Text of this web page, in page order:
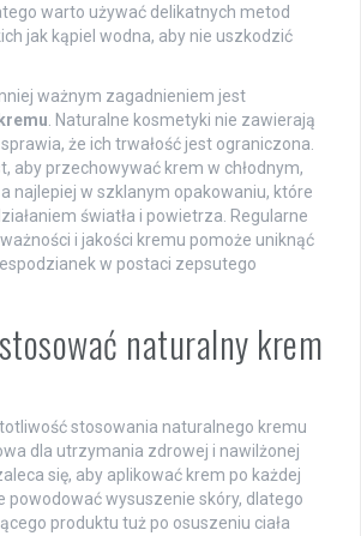
warto używać delikatnych metod
jak kąpiel wodna, aby nie uszkodzić
ważnym zagadnieniem jest
. Naturalne kosmetyki nie zawierają
że ich trwałość jest ograniczona.
aby przechowywać krem w chłodnym,
najlepiej w szklanym opakowaniu, które
światła i powietrza. Regularne
i jakości kremu pomoże uniknąć
w postaci zepsutego
naturalny krem
stosowania naturalnego kremu
dla utrzymania zdrowej i nawilżonej
się, aby aplikować krem po każdej
powodować wysuszenie skóry, dlatego
produktu tuż po osuszeniu ciała